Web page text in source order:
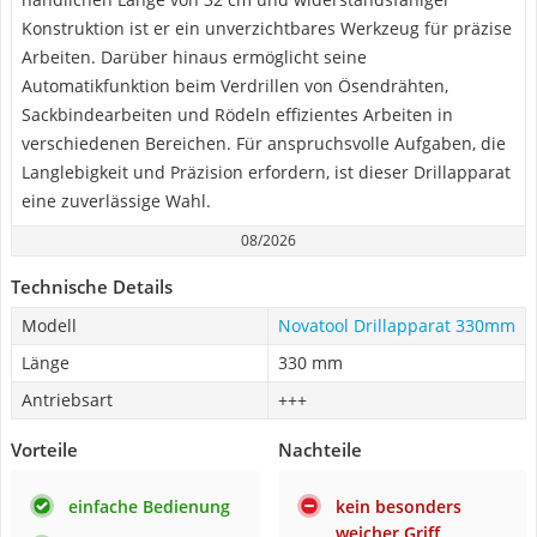
Konstruktion ist er ein unverzichtbares Werkzeug für präzise
Arbeiten. Darüber hinaus ermöglicht seine
Automatikfunktion beim Verdrillen von Ösendrähten,
Sackbindearbeiten und Rödeln effizientes Arbeiten in
verschiedenen Bereichen. Für anspruchsvolle Aufgaben, die
Langlebigkeit und Präzision erfordern, ist dieser Drillapparat
eine zuverlässige Wahl.
08/2026
Technische Details
Modell
Novatool Drillapparat 330mm
Länge
330 mm
Antriebsart
+++
Vorteile
einfache Bedienung
Nachteile
kein besonders